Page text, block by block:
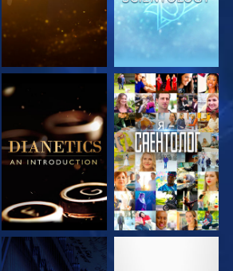
СМОТРЕТЬ
ПЕРЕДАЧИ
СМОТРЕТЬ